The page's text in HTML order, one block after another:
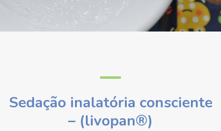
Sedação inalatória consciente
– (livopan®)